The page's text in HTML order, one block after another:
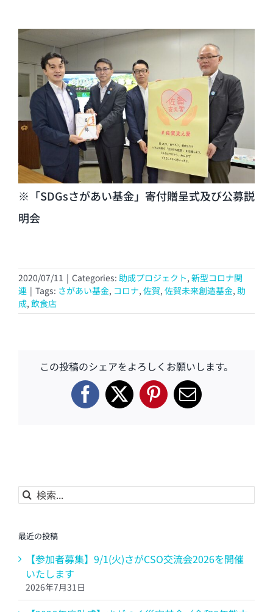
※「SDGsさがあい基金」寄付贈呈式及び公募説
明会
2020/07/11 | Categories: 助成プロジェクト, 新型コロナ関
連 | Tags: さがあい基金, コロナ, 佐賀, 佐賀未来創造基金, 助
成, 飲食店
この投稿のシェアをよろしくお願いします。
Facebook
X Pinterest
電
検
索
最近の投稿
【参加者募集】9/1(火)さがCSO交流会2026を開催
いたします
2026年7月31日